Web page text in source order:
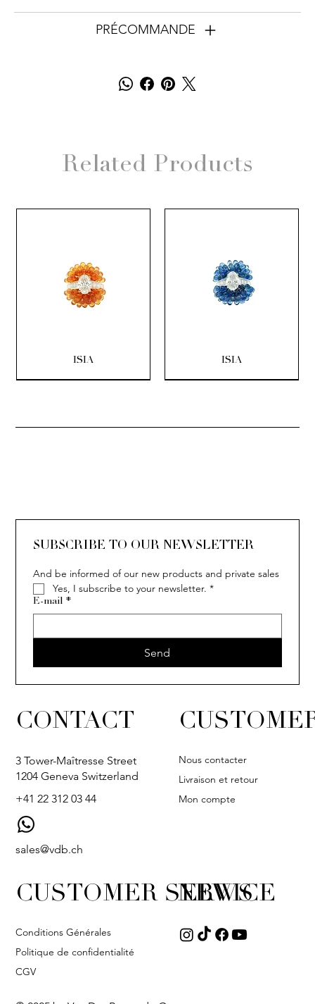
PRÉCOMMANDE
Related Products
ISIA ISIA
SUBSCRIBE TO OUR NEWSLETTER
And be informed of our new products and private sales
Yes, I subscribe to your newsletter. *
E-mail *
Send
CONTACT
3 Tower-Maîtresse Street
1204 Geneva Switzerland
+41 22 312 03 44
sales@vdb.ch
Nous contacter
Livraison et retour
Mon compte
NEWS
CUSTOMER SERVICE
Conditions Générales
Politique de confidentialité
CGV